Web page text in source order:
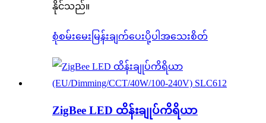
နိုင်သည်။
စုံစမ်းမေးမြန်းချက်ပေးပို့ပါ အသေးစိတ်
ZigBee LED ထိန်းချုပ်ကိရိယာ